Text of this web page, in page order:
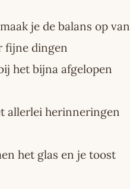
je de balans op van
fijne dingen
het bijna afgelopen
allerlei herinneringen
het glas en je toost